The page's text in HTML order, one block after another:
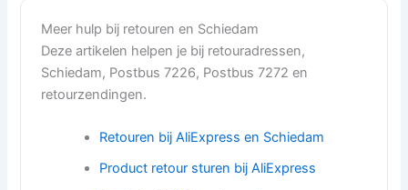
Meer hulp bij retouren en Schiedam
Deze artikelen helpen je bij retouradressen,
Schiedam, Postbus 7226, Postbus 7272 en
retourzendingen.
Retouren bij AliExpress en Schiedam
Product retour sturen bij AliExpress